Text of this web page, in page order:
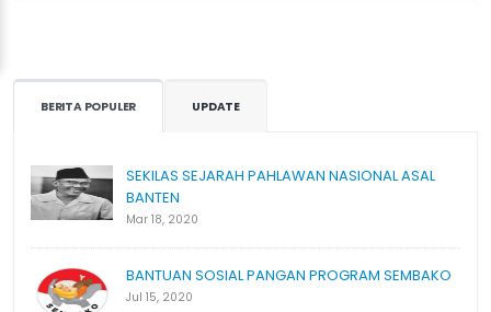
BERITA POPULER UPDATE
SEKILAS SEJARAH PAHLAWAN NASIONAL ASAL
BANTEN
Mar 18, 2020
BANTUAN SOSIAL PANGAN PROGRAM SEMBAKO
Jul 15, 2020